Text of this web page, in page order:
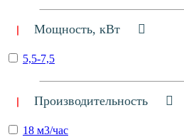
Мощность, кВт
5,5-7,5
Производительность
18 м3/час